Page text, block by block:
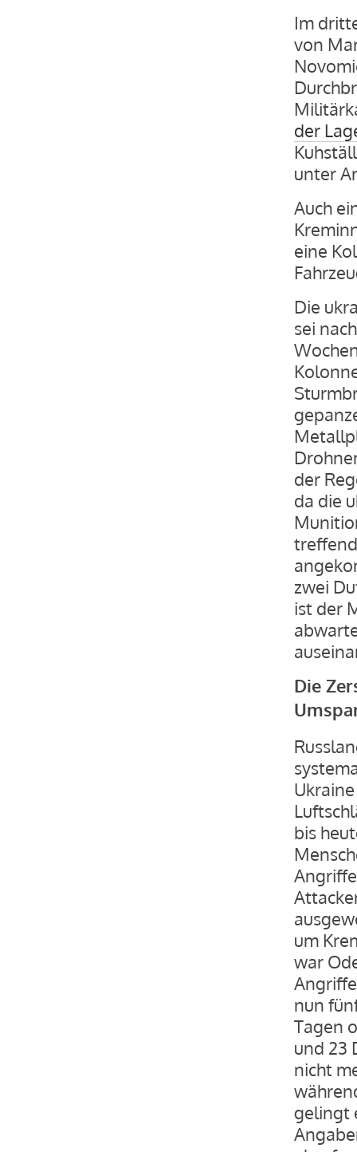
Im
von
der
unter
Auch
eine
Die
sei
der
da die
zwei
ist der
Die
bis
um
war
nun
Tagen
und 23
nicht
gelingt